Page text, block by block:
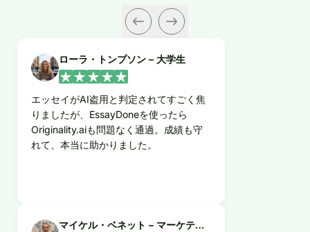
ローラ・トンプソン – 大学生
エッセイがAI盗用と判定されてすごく焦
りましたが、EssayDoneを使ったら
Originality.aiも問題なく通過。成績も守
れて、本当に助かりました。
マイケル・ベネット – マーケティングマネージャー